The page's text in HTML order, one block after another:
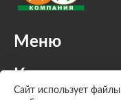
Меню
Каталог
Сайт использует файлы